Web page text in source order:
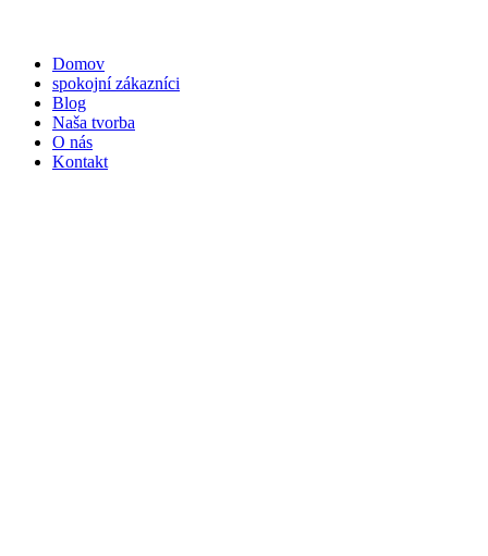
Domov
spokojní zákazníci
Blog
Naša tvorba
O nás
Kontakt